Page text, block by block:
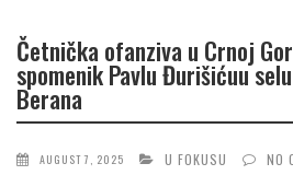
Četnička ofanziva u Crnoj
spomenik Pavlu Đurišićuu
Berana
AUGUST 7, 2025 U FOKUSU NO